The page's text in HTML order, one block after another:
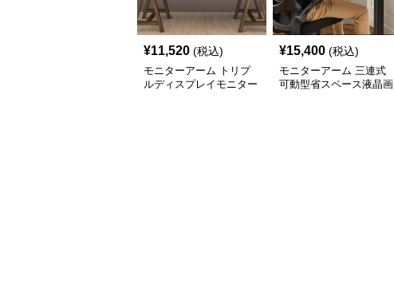
¥11,520 (税込)
モニターアーム トリプ
ルディスプレイモニター
¥15,400 (税込)
モニターアーム 三連式
可動型省スペース液晶画